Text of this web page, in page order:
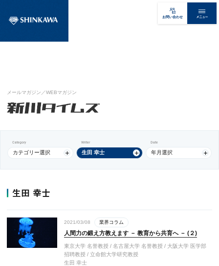
お問い合わせ メニュー
メールマガジン／WEBマガジン
Category
カテゴリー選択
Writer
生田 幸士
Date
年月選択
生田 幸士
2021/03/08 業界コラム
人間力の鍛え方教えます － 教育から共育へ － (２)
東京大学 名誉教授 / 名古屋大学 名誉教授 / 大阪大学 医学部
招聘教授 / 立命館大学研究教授
生田 幸士